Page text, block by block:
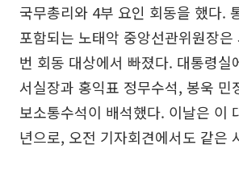
국무총리와 4부 요인 회동을 했다.
포함되는 노태악 중앙선관위원장은
번 회동 대상에서 빠졌다. 대통령실
서실장과 홍익표 정무수석, 봉욱 민
보소통수석이 배석했다. 이날은 이
년으로, 오전 기자회견에서도 같은